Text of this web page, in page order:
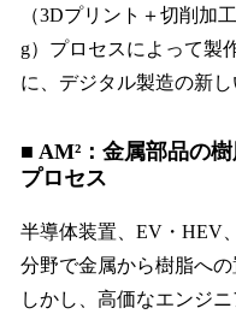
（3Dプリント＋切削加
g）プロセスによって製
に、デジタル製造の新し
■ AM²：金属部品の
プロセス
半導体装置、EV・HEV
分野で金属から樹脂への
しかし、高価なエンジ